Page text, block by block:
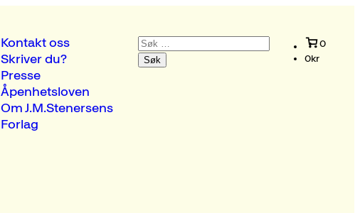
Kontakt oss
Skriver du?
Presse
Åpenhetsloven
Om J.M.Stenersens
Forlag
Søk
etter:
0
0kr